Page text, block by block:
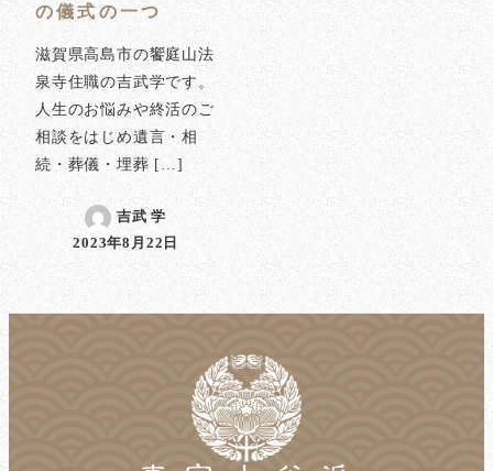
の儀式の一つ
滋賀県高島市の饗庭山法
泉寺住職の吉武学です。
人生のお悩みや終活のご
相談をはじめ遺言・相
続・葬儀・埋葬 […]
吉武 学
投稿日
2023年8月22日